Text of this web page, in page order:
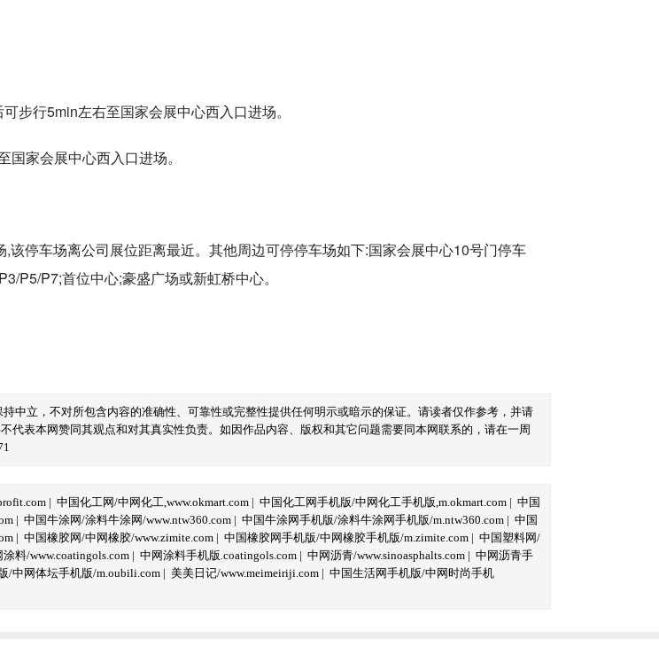
步行5min左右至国家会展中心西入口进场。
家会展中心西入口进场。
停车场离公司展位距离最近。其他周边可停停车场如下:国家会展中心10号门停车
P5/P7;首位中心;豪盛广场或新虹桥中心。
中立，不对所包含内容的准确性、可靠性或完整性提供任何明示或暗示的保证。请读者仅作参考，并请
表本网赞同其观点和对其真实性负责。如因作品内容、版权和其它问题需要同本网联系的，请在一周
| 中国化工网/中网化工,www.okmart.com | 中国化工网手机版/中网化工手机版,m.okmart.com | 中国
| 中国牛涂网/涂料牛涂网/www.ntw360.com | 中国牛涂网手机版/涂料牛涂网手机版/m.ntw360.com | 中国
| 中国橡胶网/中网橡胶/www.zimite.com | 中国橡胶网手机版/中网橡胶手机版/m.zimite.com | 中国塑料网/
涂料/www.coatingols.com | 中网涂料手机版.coatingols.com | 中网沥青/www.sinoasphalts.com | 中网沥青手
/中网体坛手机版/m.oubili.com | 美美日记/www.meimeiriji.com | 中国生活网手机版/中网时尚手机